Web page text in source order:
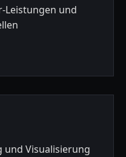
Leistungen und
und Visualisierung